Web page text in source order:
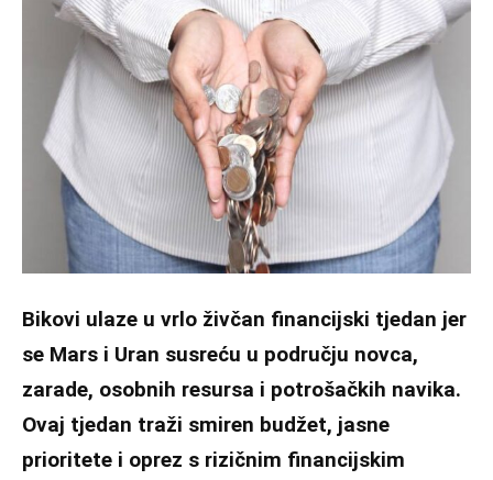
Bikovi ulaze u vrlo živčan financijski tjedan jer
se Mars i Uran susreću u području novca,
zarade, osobnih resursa i potrošačkih navika.
Ovaj tjedan traži smiren budžet, jasne
prioritete i oprez s rizičnim financijskim